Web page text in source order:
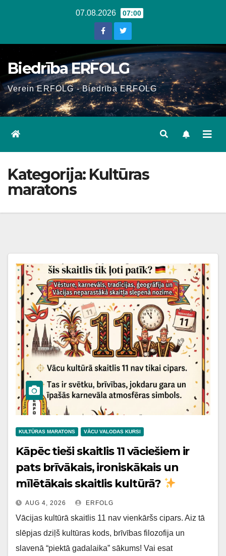
07.08.2026 07:00
Biedrība ERFOLG
Verein ERFOLG - Biedrība ERFOLG
Kategorija: Kultūras
maratons
KULTŪRAS MARATONS VĀCU VALODAS KURSI
Kāpēc tieši skaitlis 11 vāciešiem ir
pats brīvākais, ironiskākais un
mīlētākais skaitlis kultūrā?
AUG 4, 2026 ERFOLG
Vācijas kultūrā skaitlis 11 nav vienkāršs cipars. Aiz tā
slēpjas dziļš kultūras kods, brīvības filozofija un
slavenā “piektā gadalaika” sākums! Vai esat